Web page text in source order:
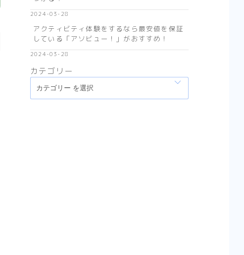
2024-03-28
アクティビティ体験をするなら最安値を保証
している「アソビュー！」がおすすめ！
2024-03-28
カテゴリー